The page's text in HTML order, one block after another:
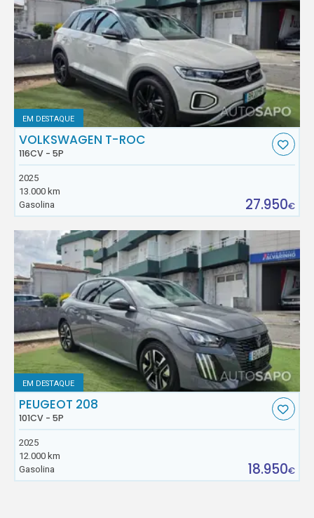
EM DESTAQUE
VOLKSWAGEN T-ROC
116CV - 5P
2025
13.000 km
Gasolina
27.950€
EM DESTAQUE
PEUGEOT 208
101CV - 5P
2025
12.000 km
Gasolina
18.950€